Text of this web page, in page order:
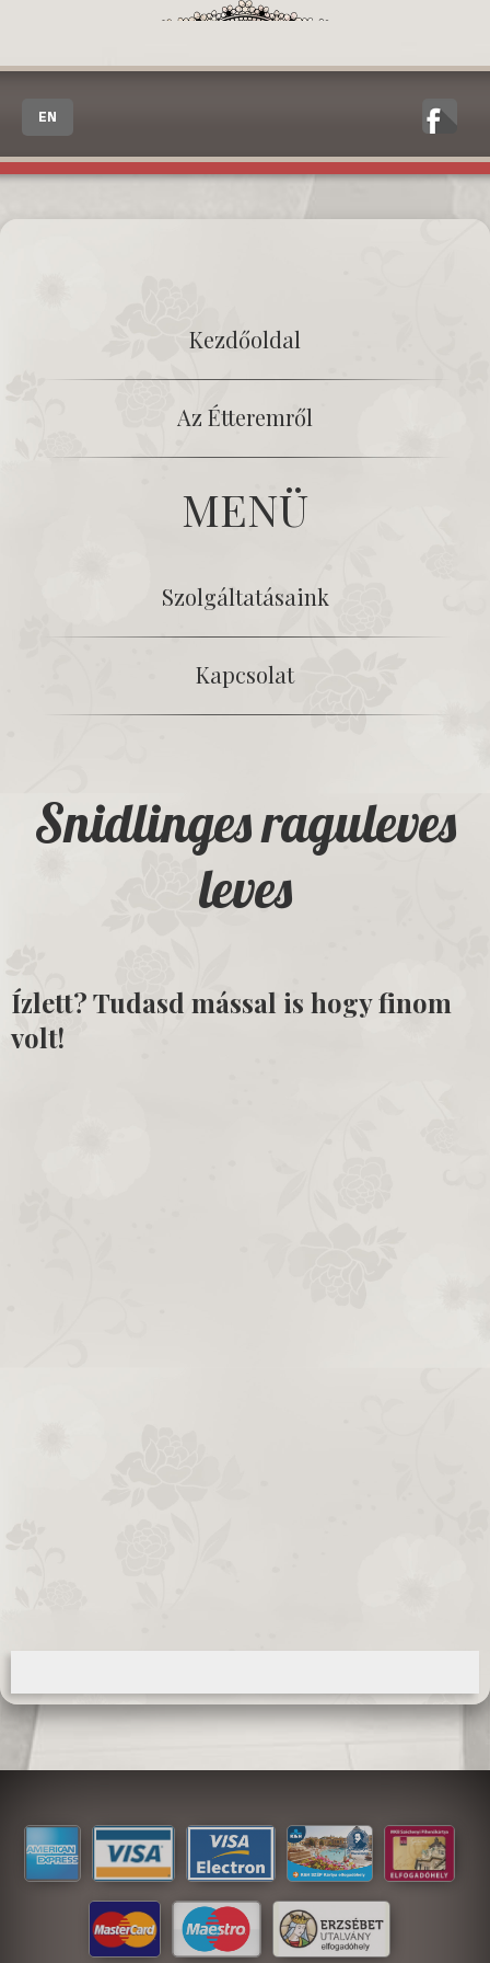
EN
Kezdőoldal
Az Étteremről
MENÜ
Szolgáltatásaink
Kapcsolat
Snidlinges raguleves
leves
Ízlett? Tudasd mással is hogy finom
volt!